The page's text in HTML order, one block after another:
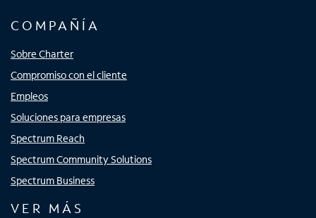
COMPAÑÍA
Sobre Charter
Compromiso con el cliente
Empleos
Soluciones para empresas
Spectrum Reach
Spectrum Community Solutions
Spectrum Business
VER MÁS